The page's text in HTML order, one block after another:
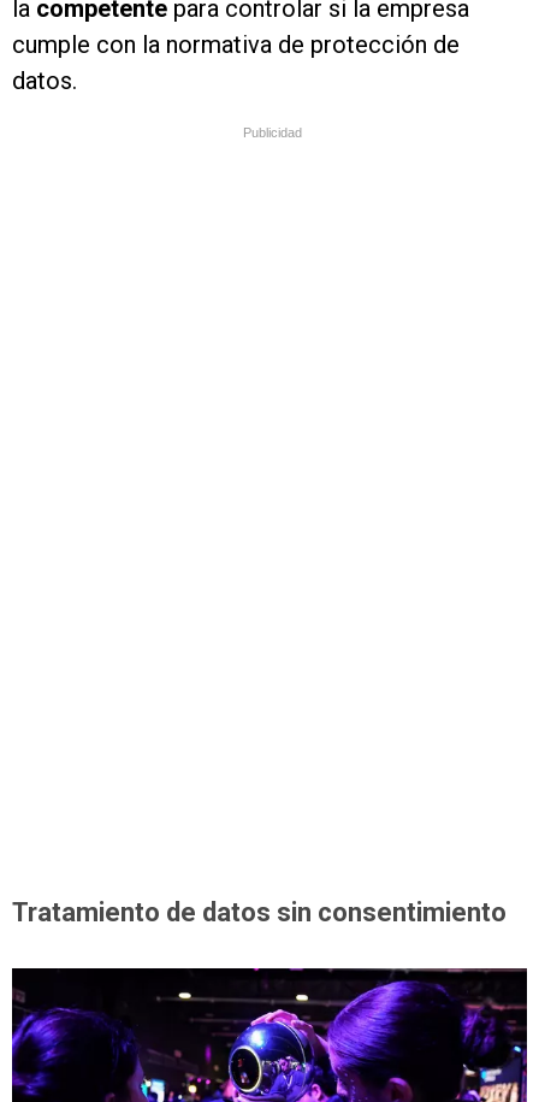
la competente para controlar si la empresa
cumple con la normativa de protección de
datos.
Publicidad
Tratamiento de datos sin consentimiento